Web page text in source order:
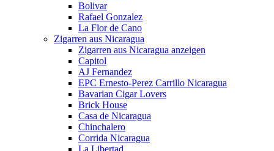
Bolivar
Rafael Gonzalez
La Flor de Cano
Zigarren aus Nicaragua
Zigarren aus Nicaragua anzeigen
Capitol
AJ Fernandez
EPC Ernesto-Perez Carrillo Nicaragua
Bavarian Cigar Lovers
Brick House
Casa de Nicaragua
Chinchalero
Corrida Nicaragua
La Libertad